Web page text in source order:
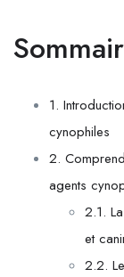
1.
cynophiles
2.
agents
2.1.
et
2.2.